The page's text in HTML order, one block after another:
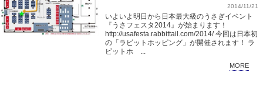
2014/11/21
いよいよ明日から日本最大級のうさぎイベント
『うさフェスタ2014』が始まります！
http://usafesta.rabbittail.com/2014/ 今回は日本初
の「ラビットホッピング」が開催されます！ ラ
ビットホ ...
MORE